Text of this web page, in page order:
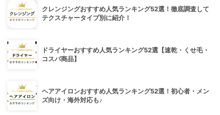
クレンジングおすすめ人気ランキング52選！徹底調査して
テクスチャータイプ別に紹介！
ドライヤーおすすめ人気ランキング52選【速乾・くせ毛・
コスパ商品】
ヘアアイロンおすすめ人気ランキング52選！初心者・メン
ズ向け・海外対応も♪